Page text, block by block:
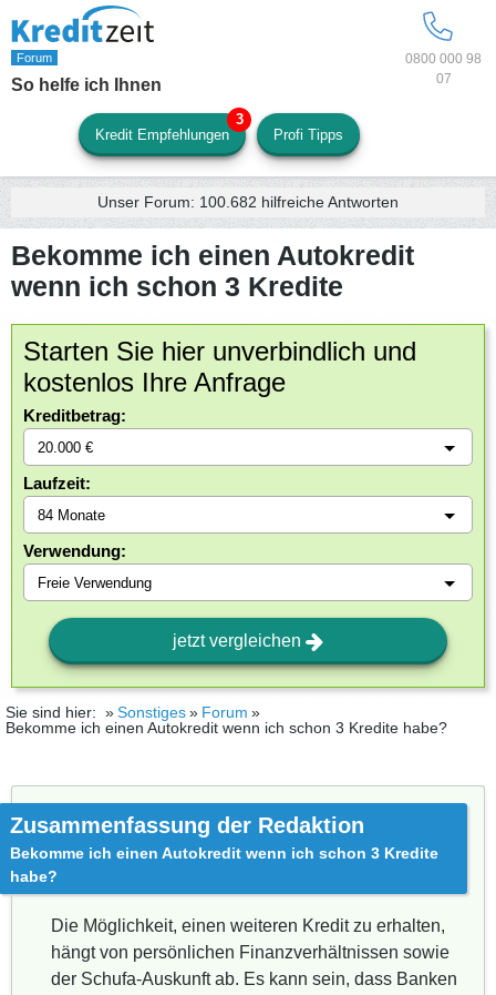
0800 000 98
07
So helfe ich Ihnen
Kredit Empfehlungen Profi Tipps
Unser Forum: 100.682 hilfreiche Antworten
Bekomme ich einen Autokredit
wenn ich schon 3 Kredite
Starten Sie hier unverbindlich und
kostenlos Ihre Anfrage
Kreditbetrag:
Laufzeit:
Verwendung:
jetzt vergleichen
Sie sind hier: Sonstiges
Forum
Bekomme ich einen Autokredit wenn ich schon 3 Kredite habe?
Zusammenfassung der Redaktion
Bekomme ich einen Autokredit wenn ich schon 3 Kredite
habe?
Die Möglichkeit, einen weiteren Kredit zu erhalten,
hängt von persönlichen Finanzverhältnissen sowie
der Schufa-Auskunft ab. Es kann sein, dass Banken